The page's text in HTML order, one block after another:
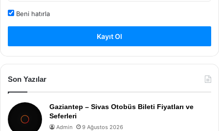
Beni hatırla
Kayıt Ol
Son Yazılar
Gaziantep – Sivas Otobüs Bileti Fiyatları ve
Seferleri
Admin 9 Ağustos 2026